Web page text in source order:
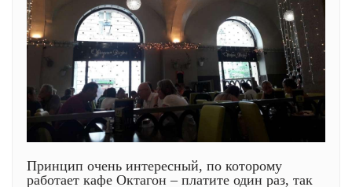
Принцип очень интересный, по которому
работает кафе Октагон – платите один раз, так